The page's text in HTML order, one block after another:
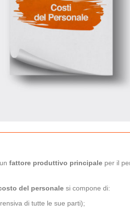
fattore produttivo principale per il
del personale si compone di:
di tutte le sue parti);